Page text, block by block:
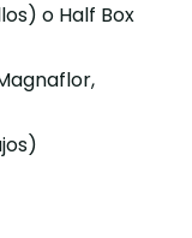
o Half Box